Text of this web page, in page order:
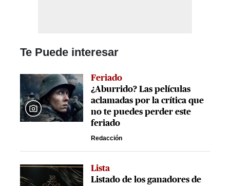
Te Puede interesar
Feriado
¿Aburrido? Las películas
aclamadas por la crítica que
no te puedes perder este
feriado
Redacción
Lista
Listado de los ganadores de